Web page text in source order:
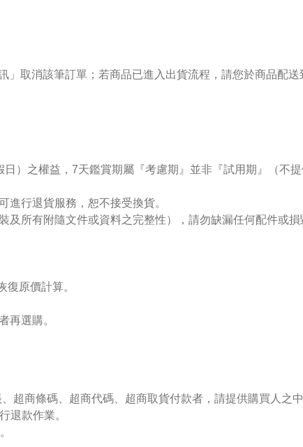
」取消該筆訂單；若商品已進入出貨流程，請您於商品配
）之權益，7天鑑賞期屬『考慮期』並非『試用期』（不
進行退貨服務，恕不接受換貨。
及所有附隨文件或資料之完整性），請勿缺漏任何配件或
原價計算。
再選購。
超商條碼、超商代碼、超商取貨付款者，請提供購買人之
退款作業。